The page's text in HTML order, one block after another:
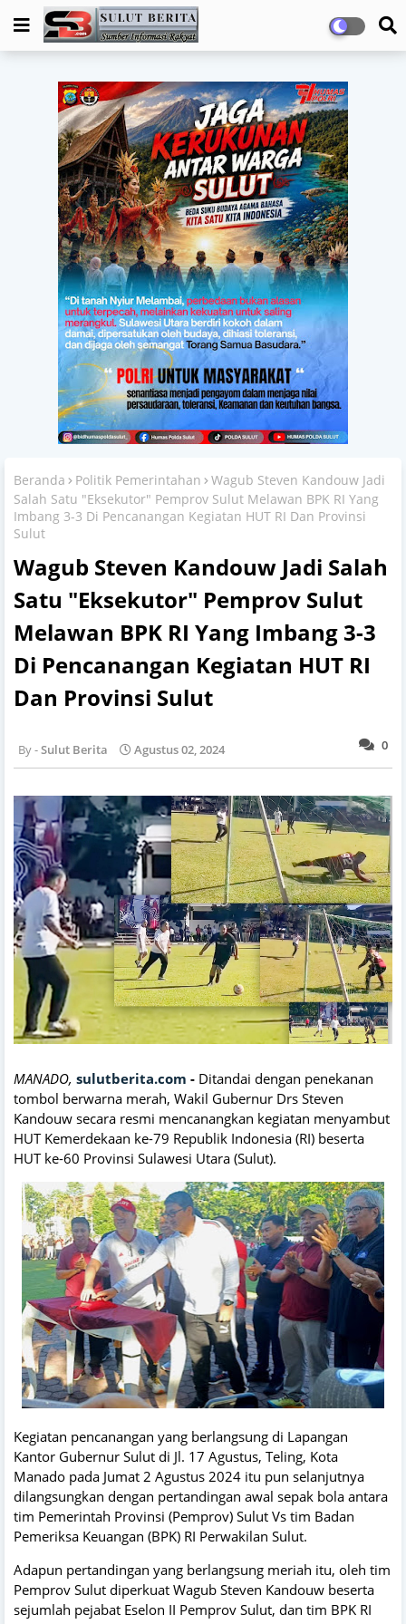
Beranda Politik Pemerintahan
Wagub Steven Kandouw Jadi
Salah Satu "Eksekutor" Pemprov Sulut Melawan BPK RI Yang
Imbang 3-3 Di Pencanangan Kegiatan HUT RI Dan Provinsi
Sulut
Wagub Steven Kandouw Jadi Salah
Satu "Eksekutor" Pemprov Sulut
Melawan BPK RI Yang Imbang 3-3
Di Pencanangan Kegiatan HUT RI
Dan Provinsi Sulut
0
Sulut Berita Agustus 02, 2024
MANADO, sulutberita.com - Ditandai dengan penekanan
tombol berwarna merah, Wakil Gubernur Drs Steven
Kandouw secara resmi mencanangkan kegiatan menyambut
HUT Kemerdekaan ke-79 Republik Indonesia (RI) beserta
HUT ke-60 Provinsi Sulawesi Utara (Sulut).
Kegiatan pencanangan yang berlangsung di Lapangan
Kantor Gubernur Sulut di Jl. 17 Agustus, Teling, Kota
Manado pada Jumat 2 Agustus 2024 itu pun selanjutnya
dilangsungkan dengan pertandingan awal sepak bola antara
tim Pemerintah Provinsi (Pemprov) Sulut Vs tim Badan
Pemeriksa Keuangan (BPK) RI Perwakilan Sulut.
Adapun pertandingan yang berlangsung meriah itu, oleh tim
Pemprov Sulut diperkuat Wagub Steven Kandouw beserta
sejumlah pejabat Eselon II Pemprov Sulut, dan tim BPK RI